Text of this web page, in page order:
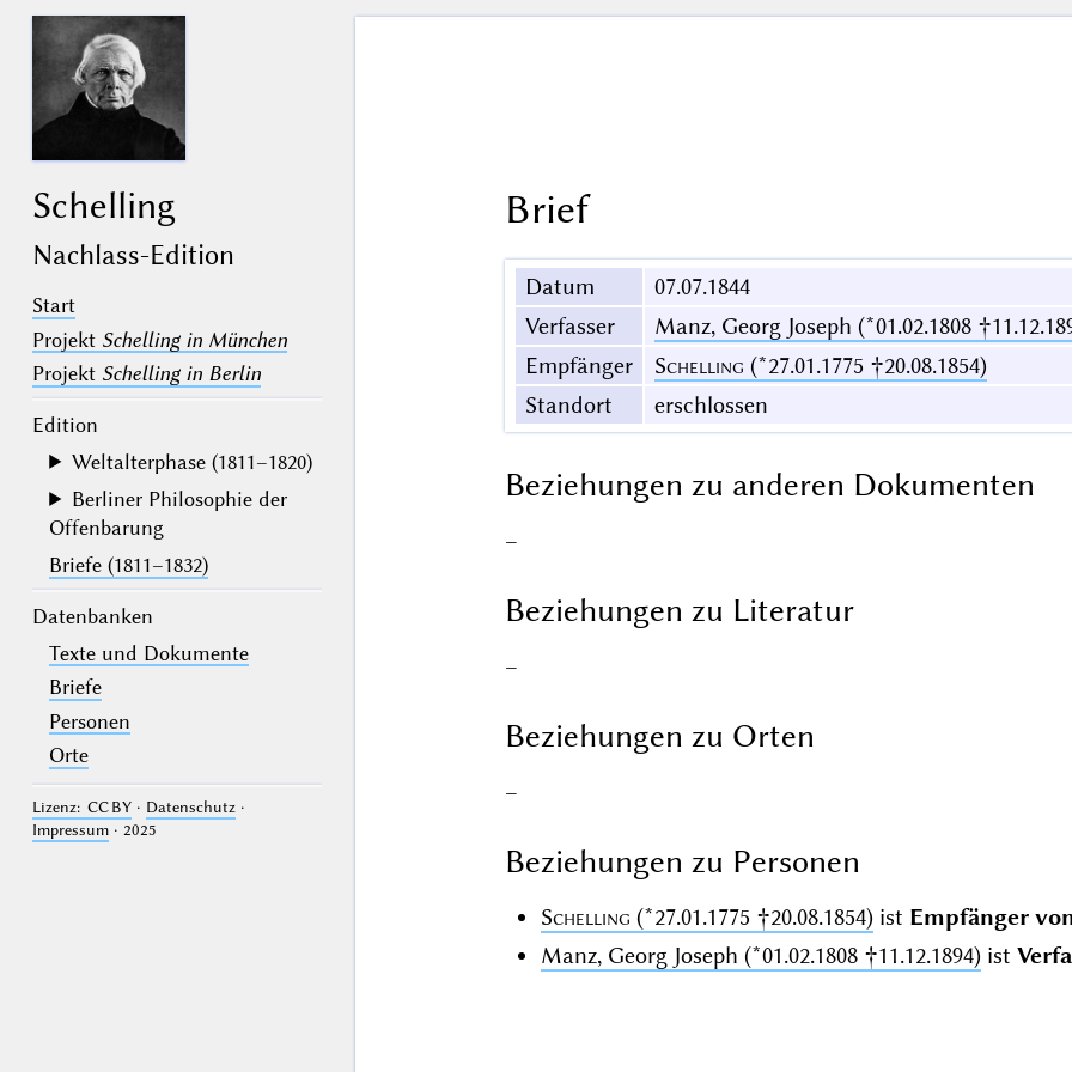
Schelling
Nachlass-Edition
Start
Projekt Schelling in München
Projekt Schelling in Berlin
Edition
Weltalterphase (1811–1820)
Berliner Philosophie der
Offenbarung
Briefe (1811–1832)
Datenbanken
Texte und Dokumente
Briefe
Personen
Orte
Lizenz: CC BY· Datenschutz·
Impressum· 2025
Brief
Datum
07.07.1844
Verfasser
Manz, Georg Joseph (*01.02.1808
Empfänger
Schelling (*27.01.1775 †20.08.1854)
Standort
erschlossen
Beziehungen zu anderen Dokumenten
–
Beziehungen zu Literatur
–
Beziehungen zu Orten
–
Beziehungen zu Personen
Schelling (*27.01.1775 †20.08.1854)ist Empfänger
Manz, Georg Joseph (*01.02.1808 †11.12.1894)ist